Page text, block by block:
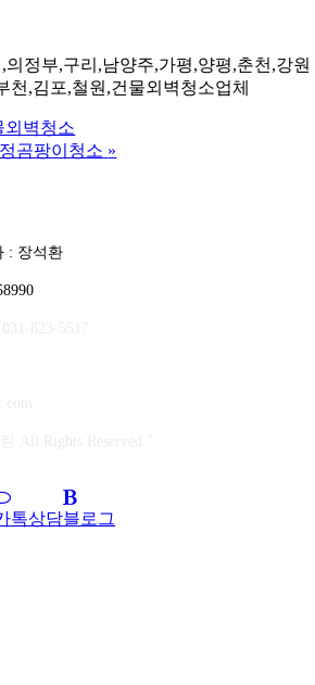
정부,구리,남양주,가평,양평,춘천,강원
천,김포,철원,건물외벽청소업체
외벽청소
곰팡이청소 »
: 장석환
톡상담블로그